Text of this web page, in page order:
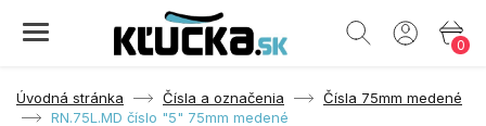
0
Úvodná stránka Čísla a označenia
Čísla 75mm medené
RN.75L.MD číslo "5" 75mm medené